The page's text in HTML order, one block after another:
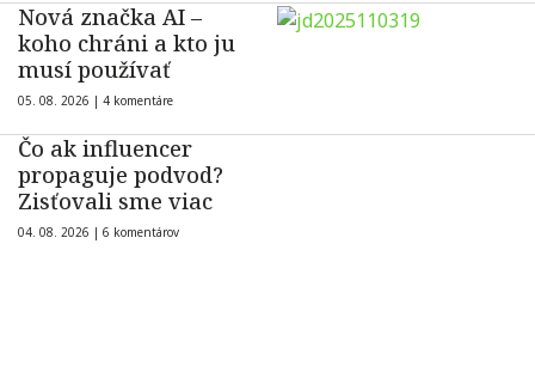
Nová značka AI –
koho chráni a kto ju
musí používať
05. 08. 2026 | 4 komentáre
Čo ak influencer
propaguje podvod?
Zisťovali sme viac
04. 08. 2026 | 6 komentárov